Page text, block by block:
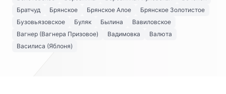
Братчуд
Брянское Брянское Алое
Брянское Золотистое
Бузовьязовское
Буляк Былина
Вавиловское
Вагнер (Вагнера Призовое)
Вадимовка
Валюта
Василиса (Яблоня)